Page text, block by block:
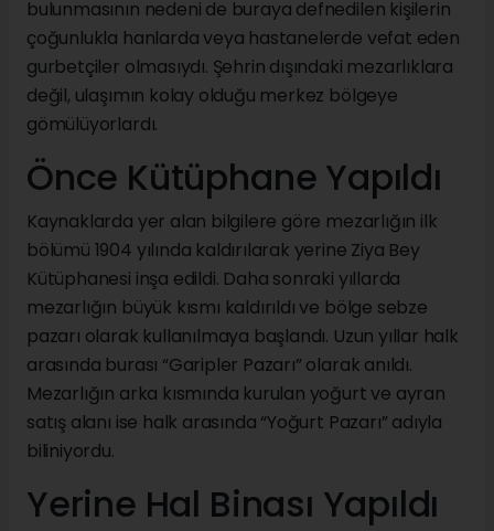
bulunmasının nedeni de buraya defnedilen kişilerin
çoğunlukla hanlarda veya hastanelerde vefat eden
gurbetçiler olmasıydı. Şehrin dışındaki mezarlıklara
değil, ulaşımın kolay olduğu merkez bölgeye
gömülüyorlardı.
Önce Kütüphane Yapıldı
Kaynaklarda yer alan bilgilere göre mezarlığın ilk
bölümü 1904 yılında kaldırılarak yerine Ziya Bey
Kütüphanesi inşa edildi. Daha sonraki yıllarda
mezarlığın büyük kısmı kaldırıldı ve bölge sebze
pazarı olarak kullanılmaya başlandı. Uzun yıllar halk
arasında burası “Garipler Pazarı” olarak anıldı.
Mezarlığın arka kısmında kurulan yoğurt ve ayran
satış alanı ise halk arasında “Yoğurt Pazarı” adıyla
biliniyordu.
Yerine Hal Binası Yapıldı